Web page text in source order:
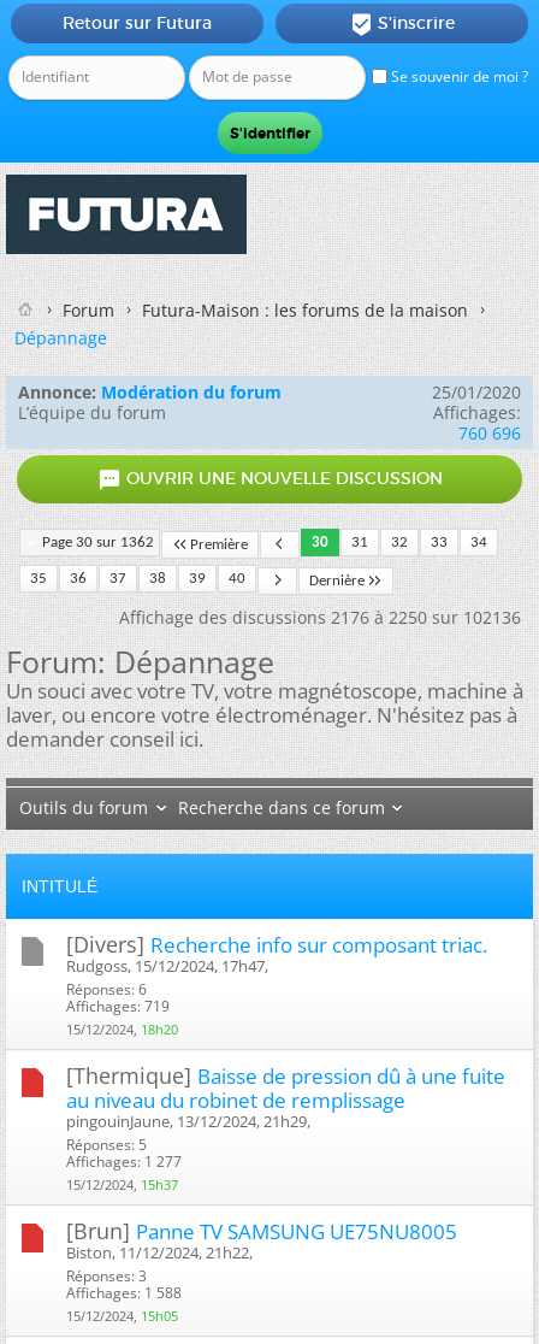
Se souvenir de moi ?
Retour sur Futura  S'inscrire
Forum
Futura-Maison : les forums de la maison
Dépannage
Annonce: Modération du forum
L’équipe du forum
25/01/2020
Affichages:
760 696
 OUVRIR UNE NOUVELLE DISCUSSION
Page 30 sur 1362 Première 30 31 32 33 34
35 36 37 38 39 40 Dernière
Affichage des discussions 2176 à 2250 sur 102136
Forum:Dépannage
Un souci avec votre TV, votre magnétoscope, machine à
laver, ou encore votre électroménager. N'hésitez pas à
demander conseil ici.
Outils du forum Recherche dans ce forum
INTITULÉ
[Divers] Recherche info sur composant triac.
Rudgoss, 15/12/2024, 17h47, ‎
Réponses: 6
Affichages: 719
15/12/2024, 18h20
[Thermique] Baisse de pression dû à une fuite
au niveau du robinet de remplissage
pingouinJaune, 13/12/2024, 21h29, ‎
Réponses: 5
Affichages: 1 277
15/12/2024, 15h37
[Brun] Panne TV SAMSUNG UE75NU8005
Biston, 11/12/2024, 21h22, ‎
Réponses: 3
Affichages: 1 588
15/12/2024, 15h05